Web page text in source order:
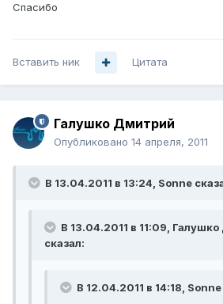
Спасибо
Вставить ник Цитата
Галушко Дмитрий
Опубликовано 14 апреля, 2011
В 13.04.2011 в 13:24, Sonne
В 13.04.2011 в 11:09,
сказал:
В 12.04.2011 в 14:18,